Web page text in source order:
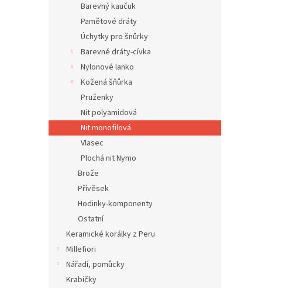
Barevný kaučuk
Pamětové dráty
Úchytky pro šnůrky
Barevné dráty-cívka
Nylonové lanko
Kožená šňůrka
Pruženky
Nit polyamidová
Nit monofilová
Vlasec
Plochá nit Nymo
Brože
Přívěsek
Hodinky-komponenty
Ostatní
Keramické korálky z Peru
Millefiori
Nářadí, pomůcky
Krabičky